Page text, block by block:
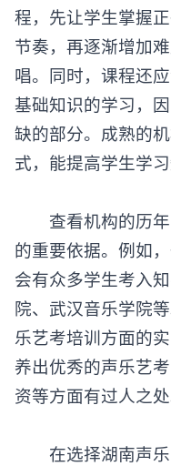
程，先让学生掌握
节奏，再逐渐增加
唱。同时，课程还
基础知识的学习，
缺的部分。成熟的
式，能提高学生学习
查看机构的历年
的重要依据。例如
会有众多学生考入
院、武汉音乐学院
乐艺考培训方面的
养出优秀的声乐艺
资等方面有过人之处
在选择湖南声乐